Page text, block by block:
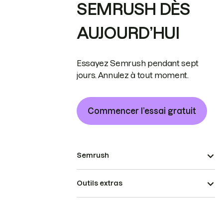
SEMRUSH DÈS
AUJOURD’HUI
Essayez Semrush pendant sept
jours. Annulez à tout moment.
Commencer l’essai gratuit
Semrush
Outils extras